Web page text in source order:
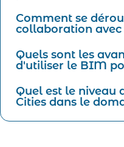
Comment se
collaboration avec
Quels sont les
d'utiliser le BIM
Quel est le niveau
Cities dans le